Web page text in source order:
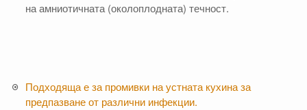
на амниотичната (околоплодната) течност.
Подходяща е за промивки на устната кухина за
предпазване от различни инфекции.